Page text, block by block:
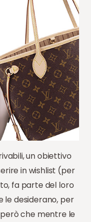
un obiettivo
in wishlist (per
fa parte del loro
le desiderano, per
che mentre le